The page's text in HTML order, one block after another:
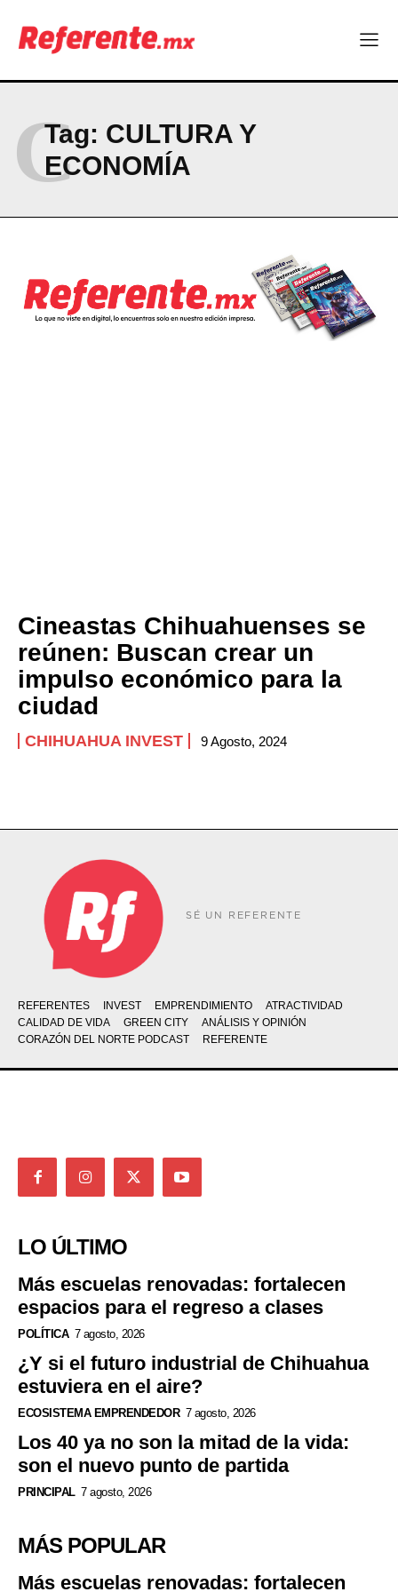
ABOUT
CONTACT
PRIVACY POLICY
NEWSLETTER
Tag: CULTURA Y
ECONOMÍA
C
Cineastas Chihuahuenses se
reúnen: Buscan crear un
impulso económico para la
ciudad
CHIHUAHUA INVEST 9 Agosto, 2024
SÉ UN REFERENTE
REFERENTES INVEST EMPRENDIMIENTO
ATRACTIVIDAD
CALIDAD DE VIDA
GREEN CITY
ANÁLISIS Y OPINIÓN
CORAZÓN DEL NORTE PODCAST
REFERENTE
LO ÚLTIMO
Más escuelas renovadas: fortalecen
espacios para el regreso a clases
POLÍTICA 7 agosto, 2026
¿Y si el futuro industrial de Chihuahua
estuviera en el aire?
ECOSISTEMA EMPRENDEDOR 7 agosto, 2026
Los 40 ya no son la mitad de la vida:
son el nuevo punto de partida
PRINCIPAL 7 agosto, 2026
MÁS POPULAR
Más escuelas renovadas: fortalecen